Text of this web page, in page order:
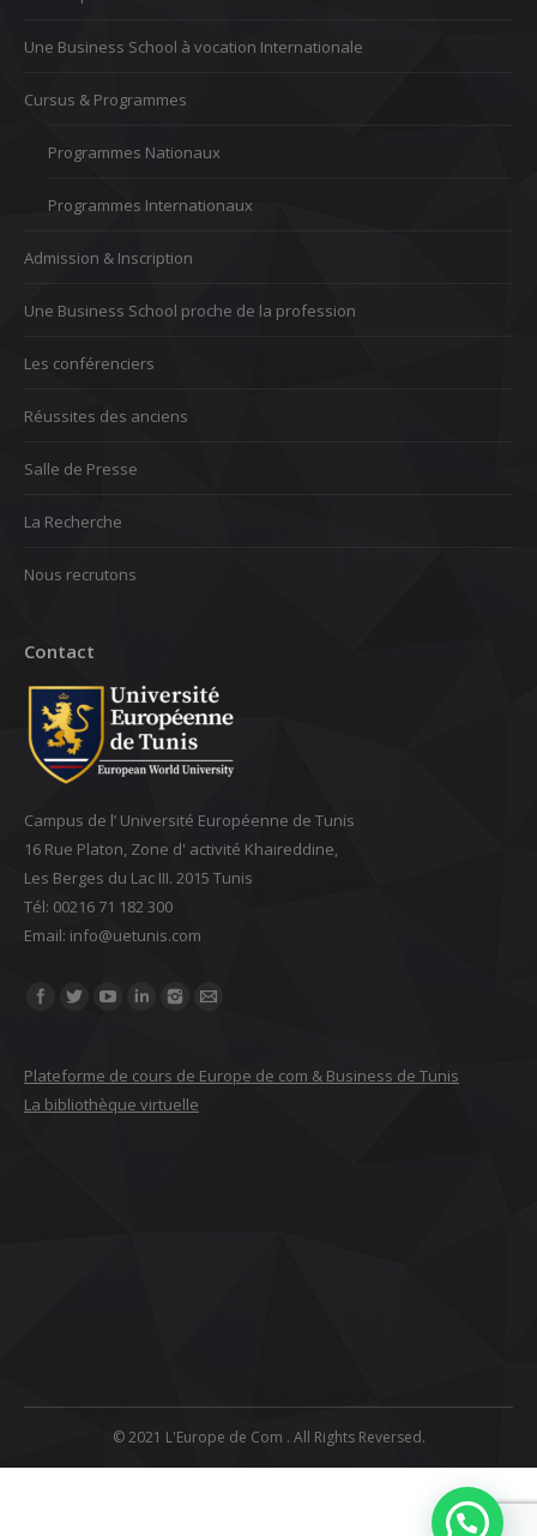
Une Business School à vocation Internationale
Cursus & Programmes
Programmes Nationaux
Programmes Internationaux
Admission & Inscription
Une Business School proche de la profession
Les conférenciers
Réussites des anciens
Salle de Presse
La Recherche
Nous recrutons
Contact
Campus de l’ Université Européenne de Tunis
16 Rue Platon, Zone d' activité Khaireddine,
Les Berges du Lac III. 2015 Tunis
Tél: 00216 71 182 300
Email: ‎info@uetunis.com
Find us on:
Plateforme de cours de Europe de com & Business de Tunis
La bibliothèque virtuelle
© 2021 L'Europe de Com . All Rights Reversed.